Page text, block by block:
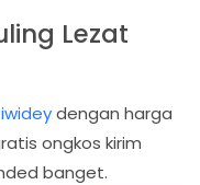
Lezat
dengan harga
ongkos kirim
banget.